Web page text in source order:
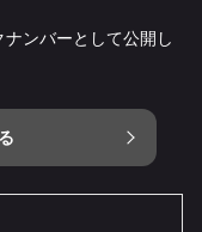
ンバーとして公開し